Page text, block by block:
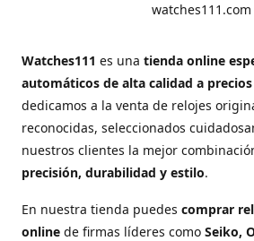
watches111.com
Watches111 es una tienda online
automáticos de alta calidad a precios
dedicamos a la venta de relojes
reconocidas, seleccionados
nuestros clientes la mejor
precisión, durabilidad y estilo.
En nuestra tienda puedes comprar
online de firmas líderes como Seiko,